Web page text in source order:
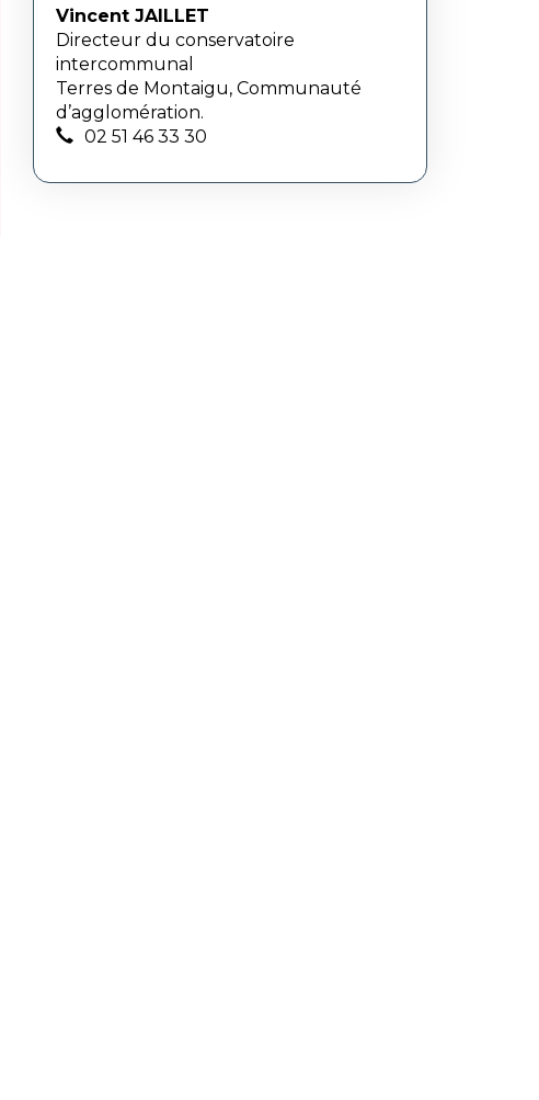
Vincent JAILLET
Directeur du conservatoire
intercommunal
Terres de Montaigu, Communauté
d’agglomération.
02 51 46 33 30